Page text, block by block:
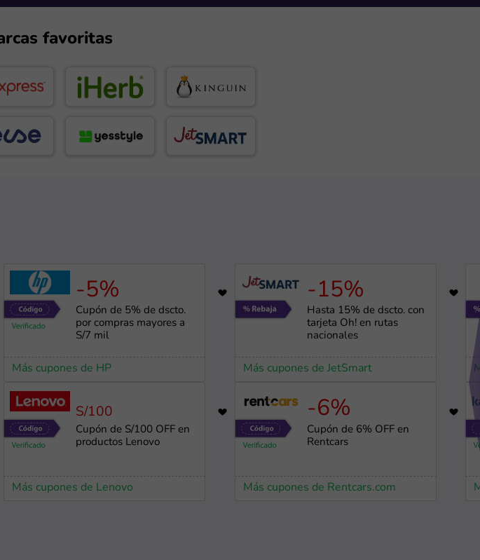
favoritas
629
768
-5% 2934
Cupón de 5% de dscto.
por compras mayores a
S/7 mil
Más cupones de HP
S/100 11514
Cupón de S/100 OFF en
productos Lenovo
Más cupones de Lenovo
-15%
Hasta 15% de dscto. con
tarjeta Oh! en rutas
nacionales
Más cupones de JetSmart
-6%
Cupón de 6% OFF en
Rentcars
Más cupones de Rentcars.com